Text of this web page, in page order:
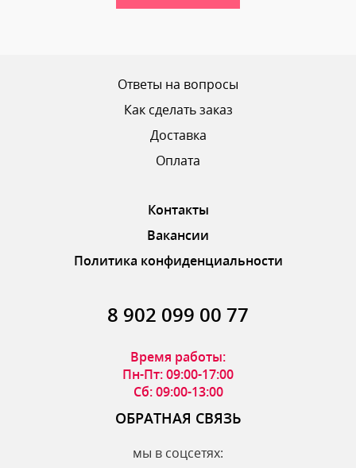
ОТПРАВИТЬ ОТЗЫВ
Ответы на вопросы
Как сделать заказ
Доставка
Оплата
Контакты
Вакансии
Политика конфиденциальности
8 902 099 00 77
Время работы:
Пн-Пт: 09:00-17:00
Сб: 09:00-13:00
ОБРАТНАЯ СВЯЗЬ
мы в соцсетях: